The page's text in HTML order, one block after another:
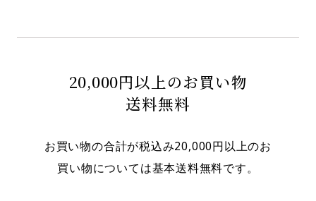
20,000円以上のお買い物
送料無料
お買い物の合計が税込み20,000円以上のお
買い物については基本送料無料です。